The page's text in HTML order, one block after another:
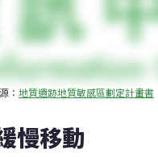
： 地質遺跡地質敏感區劃定計畫書
慢移動